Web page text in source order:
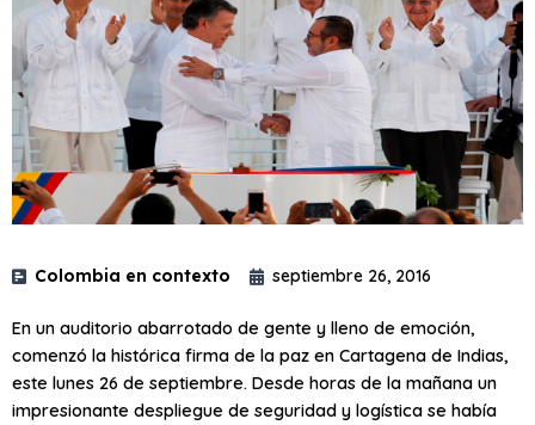
Colombia en contexto septiembre 26, 2016
En un auditorio abarrotado de gente y lleno de emoción,
comenzó la histórica firma de la paz en Cartagena de Indias,
este lunes 26 de septiembre. Desde horas de la mañana un
impresionante despliegue de seguridad y logística se había